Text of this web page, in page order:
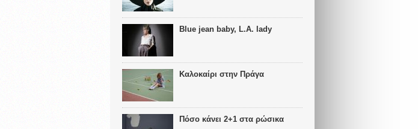
Blue jean baby, L.A. lady
Καλοκαίρι στην Πράγα
Πόσο κάνει 2+1 στα ρώσικα